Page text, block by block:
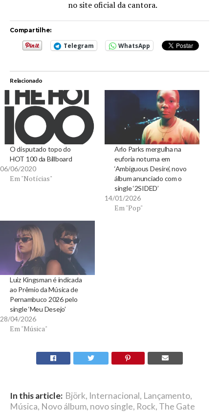
no site oficial da cantora.
Compartilhe:
Telegram WhatsApp
Relacionado
O disputado topo do
HOT 100 da Billboard
06/06/2020
Em "Notícias"
Arlo Parks mergulha na
euforia noturna em
‘Ambiguous Desire’, novo
álbum anunciado com o
single ‘2SIDED’
14/01/2026
Em "Pop"
Luiz Kingsman é indicada
ao Prêmio da Música de
Pernambuco 2026 pelo
single ‘Meu Desejo’
28/04/2026
Em "Música"
In this article: Björk, Internacional, Lançamento,
Música, Novo álbum, novo single, Rock, The Gate